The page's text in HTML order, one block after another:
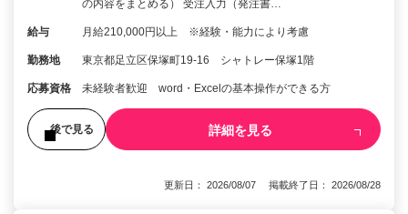
の内容をまとめる） 受注入力（発注書…
給与 月給210,000円以上 ※経験・能力により考慮
勤務地 東京都足立区保塚町19-16 シャトレー保塚1階
応募資格 未経験者歓迎 word・Excelの基本操作ができる方
後で見る 詳細を見る
更新日： 2026/08/07 掲載終了日： 2026/08/28